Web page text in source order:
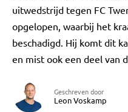
uitwedstrijd tegen FC
opgelopen, waarbij het
beschadigd. Hij komt dit
en mist ook een deel van
Geschreven door
Leon Voskamp